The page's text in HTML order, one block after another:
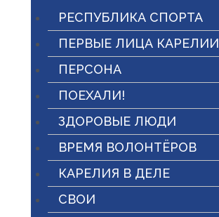
РЕСПУБЛИКА СПОРТА
ПЕРВЫЕ ЛИЦА КАРЕЛИИ
ПЕРСОНА
ПОЕХАЛИ!
ЗДОРОВЫЕ ЛЮДИ
ВРЕМЯ ВОЛОНТЁРОВ
КАРЕЛИЯ В ДЕЛЕ
СВОИ